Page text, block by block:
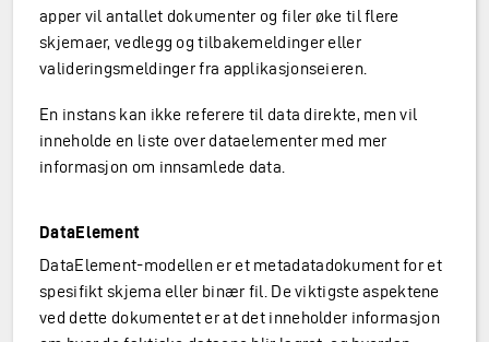
apper vil antallet dokumenter og filer øke til flere
skjemaer, vedlegg og tilbakemeldinger eller
valideringsmeldinger fra applikasjonseieren.
En instans kan ikke referere til data direkte, men vil
inneholde en liste over dataelementer med mer
informasjon om innsamlede data.
DataElement
DataElement-modellen er et metadatadokument for et
spesifikt skjema eller binær fil. De viktigste aspektene
ved dette dokumentet er at det inneholder informasjon